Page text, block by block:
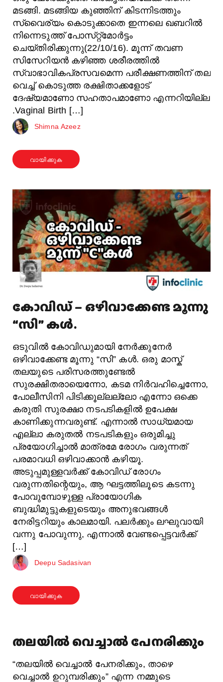
മടങ്ങി. മടങ്ങിയ കുഞ്ഞിന്‌ കിടന്നിടത്തും
സ്വൈര്യം കൊടുക്കാതെ ഇന്നലെ ഖബറിൽ
നിന്നെടുത്ത്‌ പോസ്‌റ്റ്‌മോർട്ടം
ചെയ്‌തിരിക്കുന്നു(22/10/16). മൂന്ന്‌ തവണ
സിസേറിയൻ കഴിഞ്ഞ ശരീരത്തിൽ
സ്വാഭാവികപ്രസവമെന്ന പരീക്ഷണത്തിന്‌ തല
വെച്ച്‌ കൊടുത്ത രക്ഷിതാക്കളോട്‌
ദേഷ്യമാണോ സഹതാപമാണോ എന്നറിയില്ല
.Vaginal Birth […]
Shimna Azeez
വായിക്കുക
കോവിഡ് – ഒഴിവാക്കേണ്ട മൂന്നു
“സി” കൾ.
ഒടുവിൽ കോവിഡുമായി നേർക്കുനേർ
ഒഴിവാക്കേണ്ട മൂന്നു “സി” കൾ. ഒരു മാസ്ക്
തലയുടെ പരിസരത്തുണ്ടേൽ
സുരക്ഷിതരായെന്നോ, കടമ നിർവഹിച്ചെന്നോ,
പോലീസിനി പിടിക്കൂല്ലല്ലോ എന്നോ ഒക്കെ
കരുതി സുരക്ഷാ നടപടികളിൽ ഉപേക്ഷ
കാണിക്കുന്നവരുണ്ട്. എന്നാൽ സാധ്യമായ
എല്ലാ കരുതൽ നടപടികളും ഒരുമിച്ചു
പ്രയോഗിച്ചാൽ മാത്രമേ രോഗം വരുന്നത്
പരമാവധി ഒഴിവാക്കാൻ കഴിയൂ.
അടുപ്പമുള്ളവർക്ക് കോവിഡ് രോഗം
വരുന്നതിന്റെയും, ആ ഘട്ടത്തിലൂടെ കടന്നു
പോവുമ്പോഴുള്ള പ്രായോഗിക
ബുദ്ധിമുട്ടുകളുടെയും അനുഭവങ്ങൾ
നേരിട്ടറിയും കാലമായി. പലർക്കും ലഘുവായി
വന്നു പോവുന്നു, എന്നാൽ വേണ്ടപ്പെട്ടവർക്ക്
[…]
Deepu Sadasivan
വായിക്കുക
തലയിൽ വെച്ചാൽ പേനരിക്കും
“തലയിൽ വെച്ചാൽ പേനരിക്കും, താഴെ
വെച്ചാൽ ഉറുമ്പരിക്കും” എന്ന നമ്മുടെ